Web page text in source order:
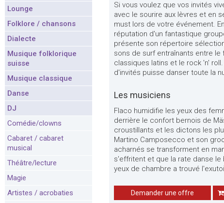
Lounge
Folklore / chansons
Dialecte
Musique folklorique
suisse
Musique classique
Danse
DJ
Comédie/clowns
Cabaret / cabaret
musical
Théâtre/lecture
Magie
Artistes / acrobaties
Si vous voulez que vos invités
avec le sourire aux lèvres et en
must lors de votre événement.
réputation d'un fantastique
présente son répertoire
sons de surf entraînants entre
classiques latins et le rock 'n'
d'invités puisse danser toute la
Les musiciens
Flaco humidifie les yeux des
derrière le confort bernois de
croustillants et les dictons les
Martino Camposecco et son
acharnés se transforment en
s'effritent et que la rate danse
yeux de chambre a trouvé
Demander une offre